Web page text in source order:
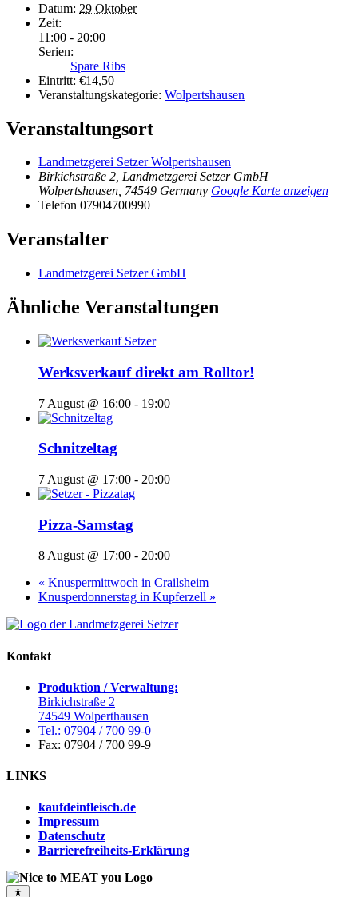
Datum: 29 Oktober
Zeit:
11:00 - 20:00
Serien:
Spare Ribs
Eintritt: €14,50
Veranstaltungskategorie: Wolpertshausen
Veranstaltungsort
Landmetzgerei Setzer Wolpertshausen
Birkichstraße 2, Landmetzgerei Setzer GmbH
Wolpertshausen, 74549 Germany Google Karte anzeigen
Telefon 07904700990
Veranstalter
Landmetzgerei Setzer GmbH
Ähnliche Veranstaltungen
Werksverkauf direkt am Rolltor!
7 August @ 16:00 - 19:00
Schnitzeltag
7 August @ 17:00 - 20:00
Pizza-Samstag
8 August @ 17:00 - 20:00
« Knuspermittwoch in Crailsheim
Knusperdonnerstag in Kupferzell »
Kontakt
Produktion / Verwaltung:
Birkichstraße 2
74549 Wolperthausen
Tel.: 07904 / 700 99-0
Fax: 07904 / 700 99-9
LINKS
kaufdeinfleisch.de
Impressum
Datenschutz
Barrierefreiheits-Erklärung